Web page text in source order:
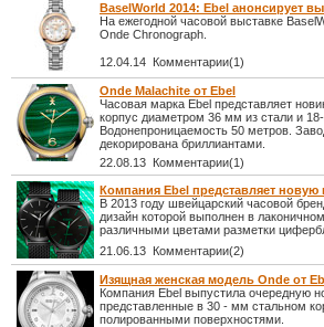
BaselWorld 2014: Ebel анонсирует
На ежегодной часовой выставке
Onde Chronograph.
12.04.14 Комментарии(1)
Onde Malachite от Ebel
Часовая марка Ebel представляет
корпус диаметром 36 мм из стали и 18-
Водонепроницаемость 50 метров.
декорирована бриллиантами.
22.08.13 Комментарии(1)
Компания Ebel представляет новую
В 2013 году швейцарский часовой
дизайн которой выполнен в
различными цветами разметки
21.06.13 Комментарии(2)
Изящная женская модель Onde от
Компания Ebel выпустила очередную
представленные в 30 - мм стальном
полированными поверхностями.